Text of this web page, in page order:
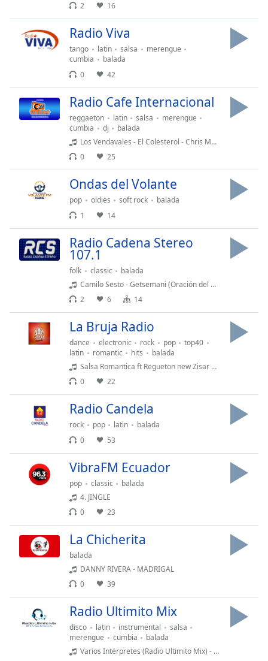
Color
Text
Background
Color
Caption
Opacity
Reset
dialog
window.
2
16
Radio Viva
tango latin salsa
merengue
cumbia
balada
0
42
Radio Cafe Internacional
reggaeton latin salsa
merengue
cumbia
dj
balada
Los Vendavales - El Colesterol - Chris Magic - Cumbia Norteña - Intro Outro - 90 Bpm
0
25
Ondas del Volante
pop oldies soft rock
balada
1
14
Radio Cadena Stereo
107.1
folk classic
balada
Camilo Sesto - Getsemani (Oración del Huerto)
2
6 14
La Bruja Radio
dance electronic rock pop
top40
latin
romantic hits
balada
Salsa Romantica ft Regueton new Zisar Court Dejaay
0
22
Radio Candela
rock pop latin
balada
0
53
VibraFM Ecuador
pop classic
balada
4. JINGLE
0
23
La Chicherita
balada
DANNY RIVERA - MADRIGAL
0
39
Radio Ultimito Mix
disco latin instrumental
salsa
merengue
cumbia
balada
Varios Intérpretes (Radio Ultimito Mix) - Radio Ultimito Mix - Bloque # 6